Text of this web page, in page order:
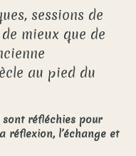
sessions de
mieux que de
au pied du
réfléchies pour
réflexion, l’échange et